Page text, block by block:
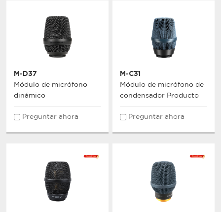
M-D37
Módulo de micrófono
dinámico
Preguntar ahora
M-C31
Módulo de micrófono de
condensador Producto
Preguntar ahora